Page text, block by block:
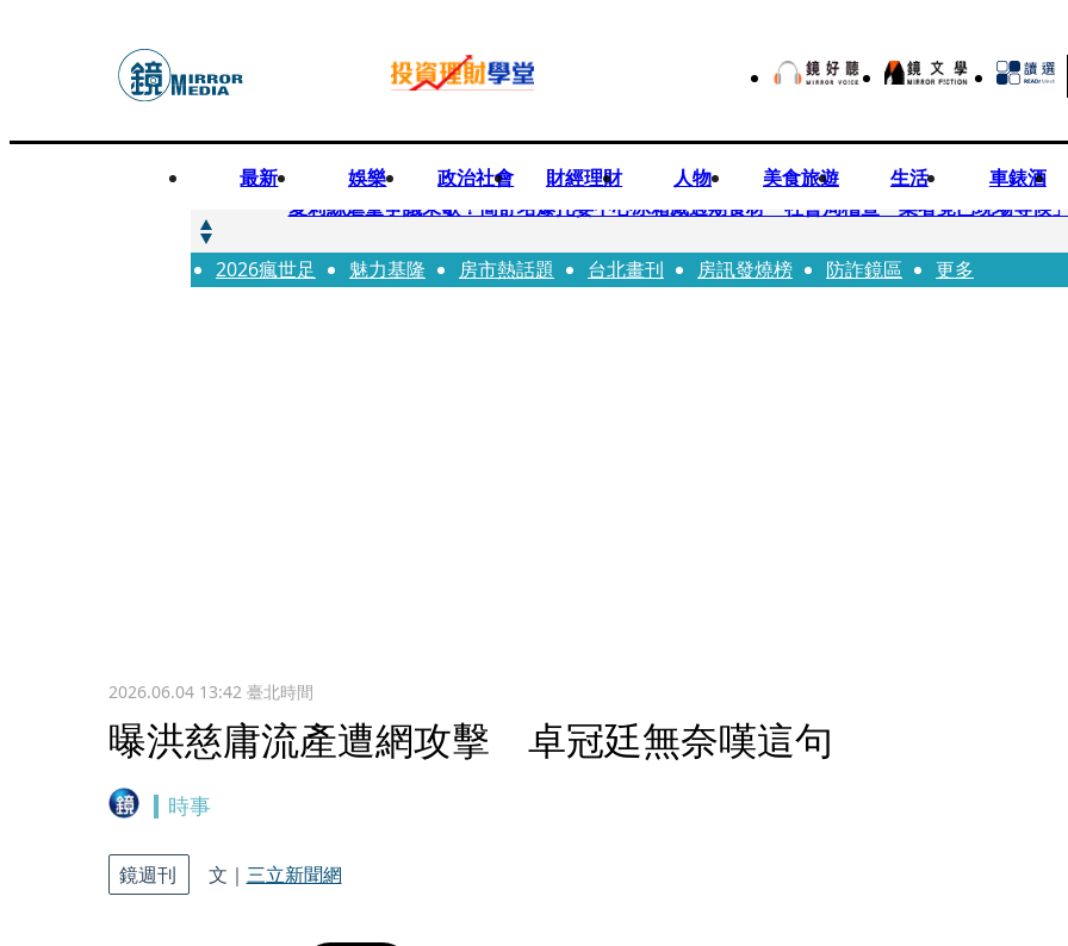
最新 娛樂 政治社會 財經理財 人物 美食旅遊 生活 車錶酒
快訊
夏莉絲虐童爭議未歇！簡舒培爆托嬰中心冰箱藏過期食材 社會局稽查「業者竟已現場等候
快訊
疊單計時算法現歧異 外送工會開戰Uber Eats
2026瘋世足 魅力基隆 房市熱話題 台北畫刊 房訊發燒榜 防詐鏡區 更多
2026.06.04 13:42臺北時間
曝洪慈庸流產遭網攻擊 卓冠廷無奈嘆這句
時事
鏡週刊 文｜ 三立新聞網